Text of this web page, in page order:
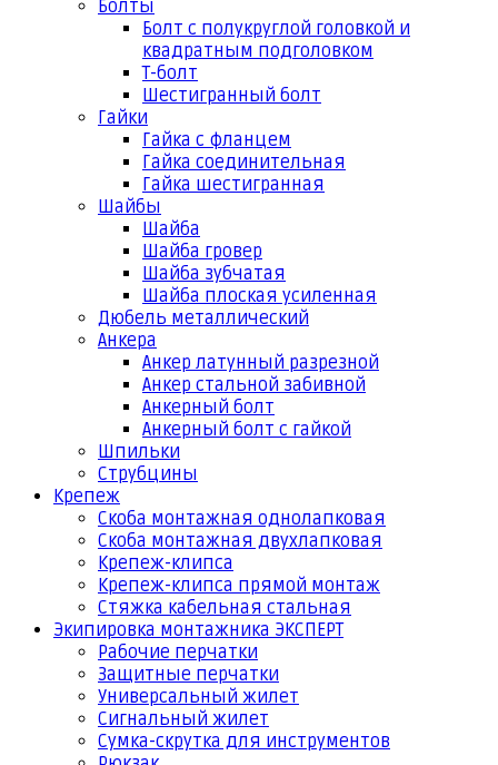
Болты
Болт с полукруглой головкой и
квадратным подголовком
Т-болт
Шестигранный болт
Гайки
Гайка с фланцем
Гайка соединительная
Гайка шестигранная
Шайбы
Шайба
Шайба гровер
Шайба зубчатая
Шайба плоская усиленная
Дюбель металлический
Анкера
Анкер латунный разрезной
Анкер стальной забивной
Анкерный болт
Анкерный болт с гайкой
Шпильки
Струбцины
Крепеж
Скоба монтажная однолапковая
Скоба монтажная двухлапковая
Крепеж-клипса
Крепеж-клипса прямой монтаж
Стяжка кабельная стальная
Экипировка монтажника ЭКСПЕРТ
Рабочие перчатки
Защитные перчатки
Универсальный жилет
Сигнальный жилет
Сумка-скрутка для инструментов